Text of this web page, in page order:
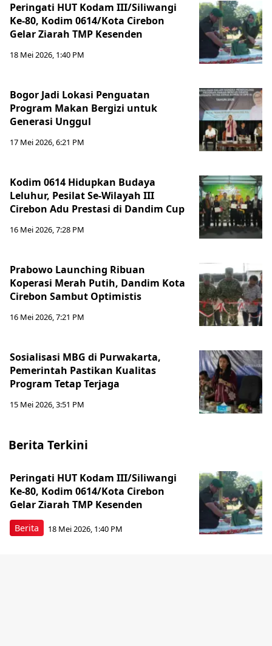
Peringati HUT Kodam III/Siliwangi
Ke-80, Kodim 0614/Kota Cirebon
Gelar Ziarah TMP Kesenden
18 Mei 2026, 1:40 PM
Bogor Jadi Lokasi Penguatan
Program Makan Bergizi untuk
Generasi Unggul
17 Mei 2026, 6:21 PM
Kodim 0614 Hidupkan Budaya
Leluhur, Pesilat Se-Wilayah III
Cirebon Adu Prestasi di Dandim Cup
16 Mei 2026, 7:28 PM
Prabowo Launching Ribuan
Koperasi Merah Putih, Dandim Kota
Cirebon Sambut Optimistis
16 Mei 2026, 7:21 PM
Sosialisasi MBG di Purwakarta,
Pemerintah Pastikan Kualitas
Program Tetap Terjaga
15 Mei 2026, 3:51 PM
Berita Terkini
Berita
Peringati HUT Kodam III/Siliwangi
Ke-80, Kodim 0614/Kota Cirebon
Gelar Ziarah TMP Kesenden
18 Mei 2026, 1:40 PM